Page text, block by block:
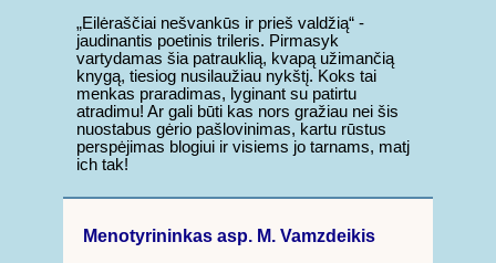
„Eilėraščiai nešvankūs ir prieš valdžią“ -
jaudinantis poetinis trileris. Pirmasyk
vartydamas šia patrauklią, kvapą užimančią
knygą, tiesiog nusilaužiau nykštį. Koks tai
menkas praradimas, lyginant su patirtu
atradimu! Ar gali būti kas nors gražiau nei šis
nuostabus gėrio pašlovinimas, kartu rūstus
perspėjimas blogiui ir visiems jo tarnams, matj
ich tak!
Menotyrininkas asp. M. Vamzdeikis